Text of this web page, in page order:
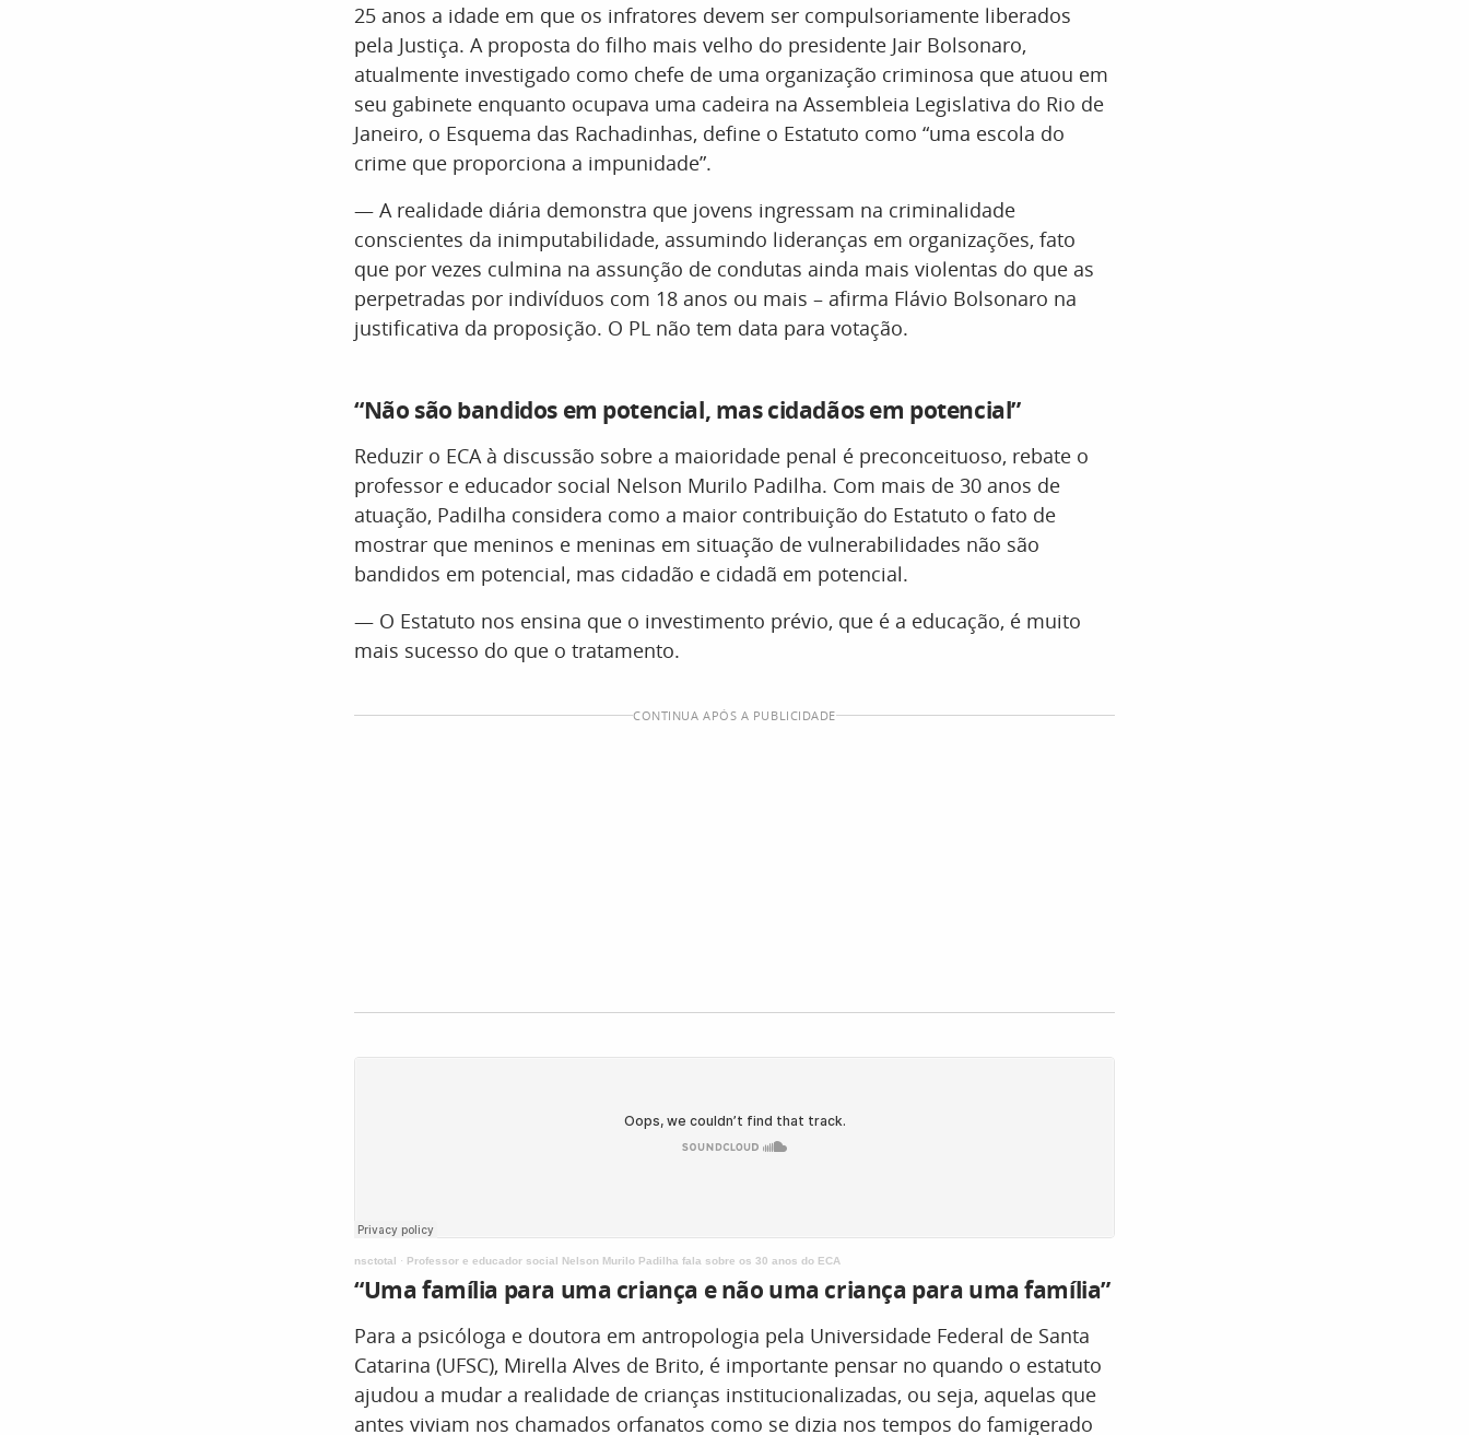
25 anos a idade em que os infratores devem ser compulsoriamente liberados
pela Justiça. A proposta do filho mais velho do presidente Jair Bolsonaro,
atualmente investigado como chefe de uma organização criminosa que atuou em
seu gabinete enquanto ocupava uma cadeira na Assembleia Legislativa do Rio de
Janeiro, o Esquema das Rachadinhas, define o Estatuto como “uma escola do
crime que proporciona a impunidade”.
— A realidade diária demonstra que jovens ingressam na criminalidade
conscientes da inimputabilidade, assumindo lideranças em organizações, fato
que por vezes culmina na assunção de condutas ainda mais violentas do que as
perpetradas por indivíduos com 18 anos ou mais – afirma Flávio Bolsonaro na
justificativa da proposição. O PL não tem data para votação.
“Não são bandidos em potencial, mas cidadãos em potencial”
Reduzir o ECA à discussão sobre a maioridade penal é preconceituoso, rebate o
professor e educador social Nelson Murilo Padilha. Com mais de 30 anos de
atuação, Padilha considera como a maior contribuição do Estatuto o fato de
mostrar que meninos e meninas em situação de vulnerabilidades não são
bandidos em potencial, mas cidadão e cidadã em potencial.
— O Estatuto nos ensina que o investimento prévio, que é a educação, é muito
mais sucesso do que o tratamento.
CONTINUA APÓS A PUBLICIDADE
nsctotal · Professor e educador social Nelson Murilo Padilha fala sobre os 30 anos do ECA
“Uma família para uma criança e não uma criança para uma família”
Para a psicóloga e doutora em antropologia pela Universidade Federal de Santa
Catarina (UFSC), Mirella Alves de Brito, é importante pensar no quando o estatuto
ajudou a mudar a realidade de crianças institucionalizadas, ou seja, aquelas que
antes viviam nos chamados orfanatos como se dizia nos tempos do famigerado